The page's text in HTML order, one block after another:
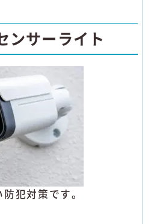
ンサーライト
犯対策です。